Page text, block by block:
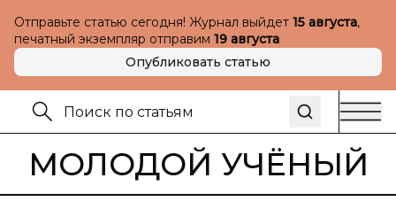
Отправьте статью сегодня! Журнал выйдет 15 августа,
печатный экземпляр отправим 19 августа
Опубликовать статью
МОЛОДОЙ УЧЁНЫЙ